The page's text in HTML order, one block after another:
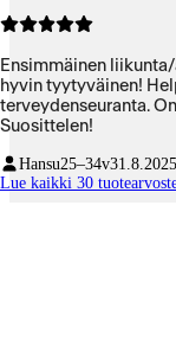
Ensimmäinen
hyvin tyytyväinen!
terveydenseuranta.
Suosittelen!
Hansu25–34v31.8.2025
Lue kaikki 30